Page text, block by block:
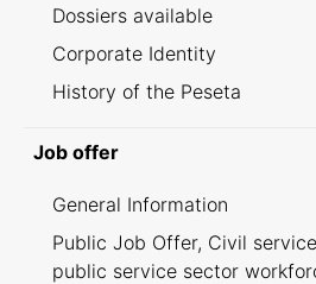
Dossiers available
Corporate Identity
History of the Peseta
Job offer
General Information
Public Job Offer, Civil
public service sector